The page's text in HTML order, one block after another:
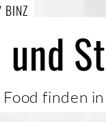
BINZ
finden